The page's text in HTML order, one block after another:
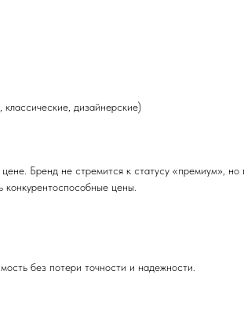
дизайнерские)
Бренд не стремится к статусу «премиум»,
цены.
без потери точности и надежности.